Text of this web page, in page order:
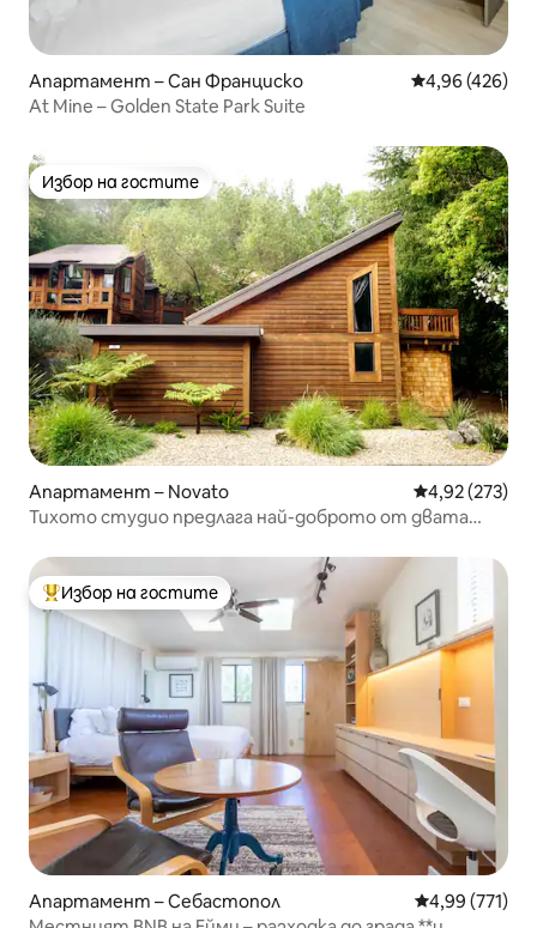
Апартамент – Сан Франциско Средна
4,96 (426)
At Mine – Golden State Park Suite
Избор на гостите
Избор на гостите
Апартамент – Novato Средна
4,92 (273)
Тихото студио предлага най-доброто от двата
Най-популярен избор на гостите
Избор на гостите
Апартамент – Себастопол Средна
4,99 (771)